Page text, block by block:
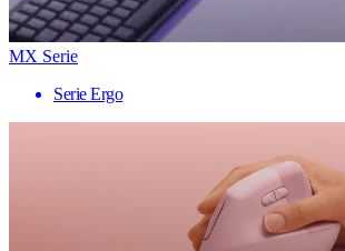
MX Serie
Serie Ergo